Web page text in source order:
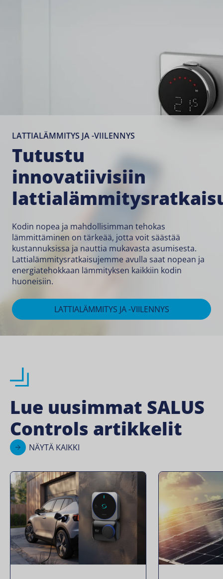
LATTIALÄMMITYS JA -VIILENNYS
Tutustu
innovatiivisiin
Kodin nopea ja mahdollisimman tehokas
lämmittäminen on tärkeää, jotta voit säästää
kustannuksissa ja nauttia mukavasta asumisesta.
Lattialämmitysratkaisujemme avulla saat nopean ja
energiatehokkaan lämmityksen kaikkiin kodin
huoneisiin.
LATTIALÄMMITYS JA -VIILENNYS
Lue uusimmat SALUS
Controls artikkelit
NÄYTÄ KAIKKI